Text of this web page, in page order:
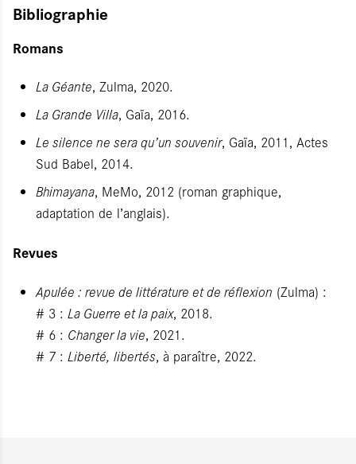
Bibliographie
Romans
La Géante, Zulma, 2020.
La Grande Villa, Gaïa, 2016.
Le silence ne sera qu’un souvenir, Gaïa, 2011, Actes
Sud Babel, 2014.
Bhimayana, MeMo, 2012 (roman graphique,
adaptation de l’anglais).
Revues
Apulée : revue de littérature et de réflexion (Zulma) :
# 3 : La Guerre et la paix, 2018.
# 6 : Changer la vie, 2021.
# 7 : Liberté, libertés, à paraître, 2022.